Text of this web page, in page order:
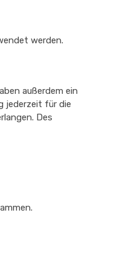
werden.
außerdem ein
jederzeit für die
Des